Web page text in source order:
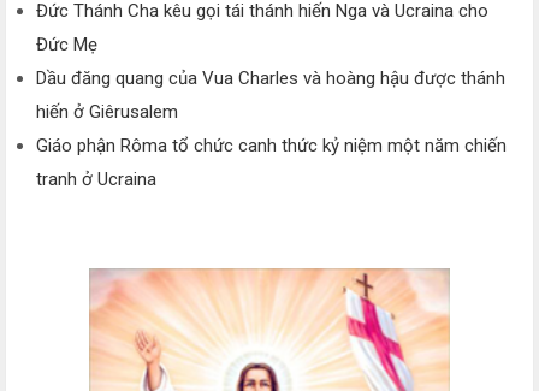
Đức Thánh Cha kêu gọi tái thánh hiến Nga và Ucraina cho
Đức Mẹ
Dầu đăng quang của Vua Charles và hoàng hậu được thánh
hiến ở Giêrusalem
Giáo phận Rôma tổ chức canh thức kỷ niệm một năm chiến
tranh ở Ucraina